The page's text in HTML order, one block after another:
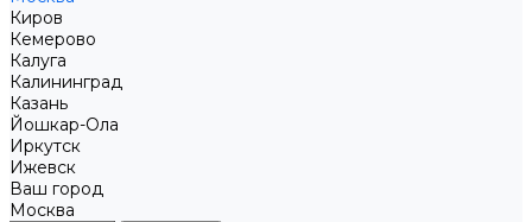
Киров
Кемерово
Калуга
Калининград
Казань
Йошкар-Ола
Иркутск
Ижевск
Ваш город
Москва